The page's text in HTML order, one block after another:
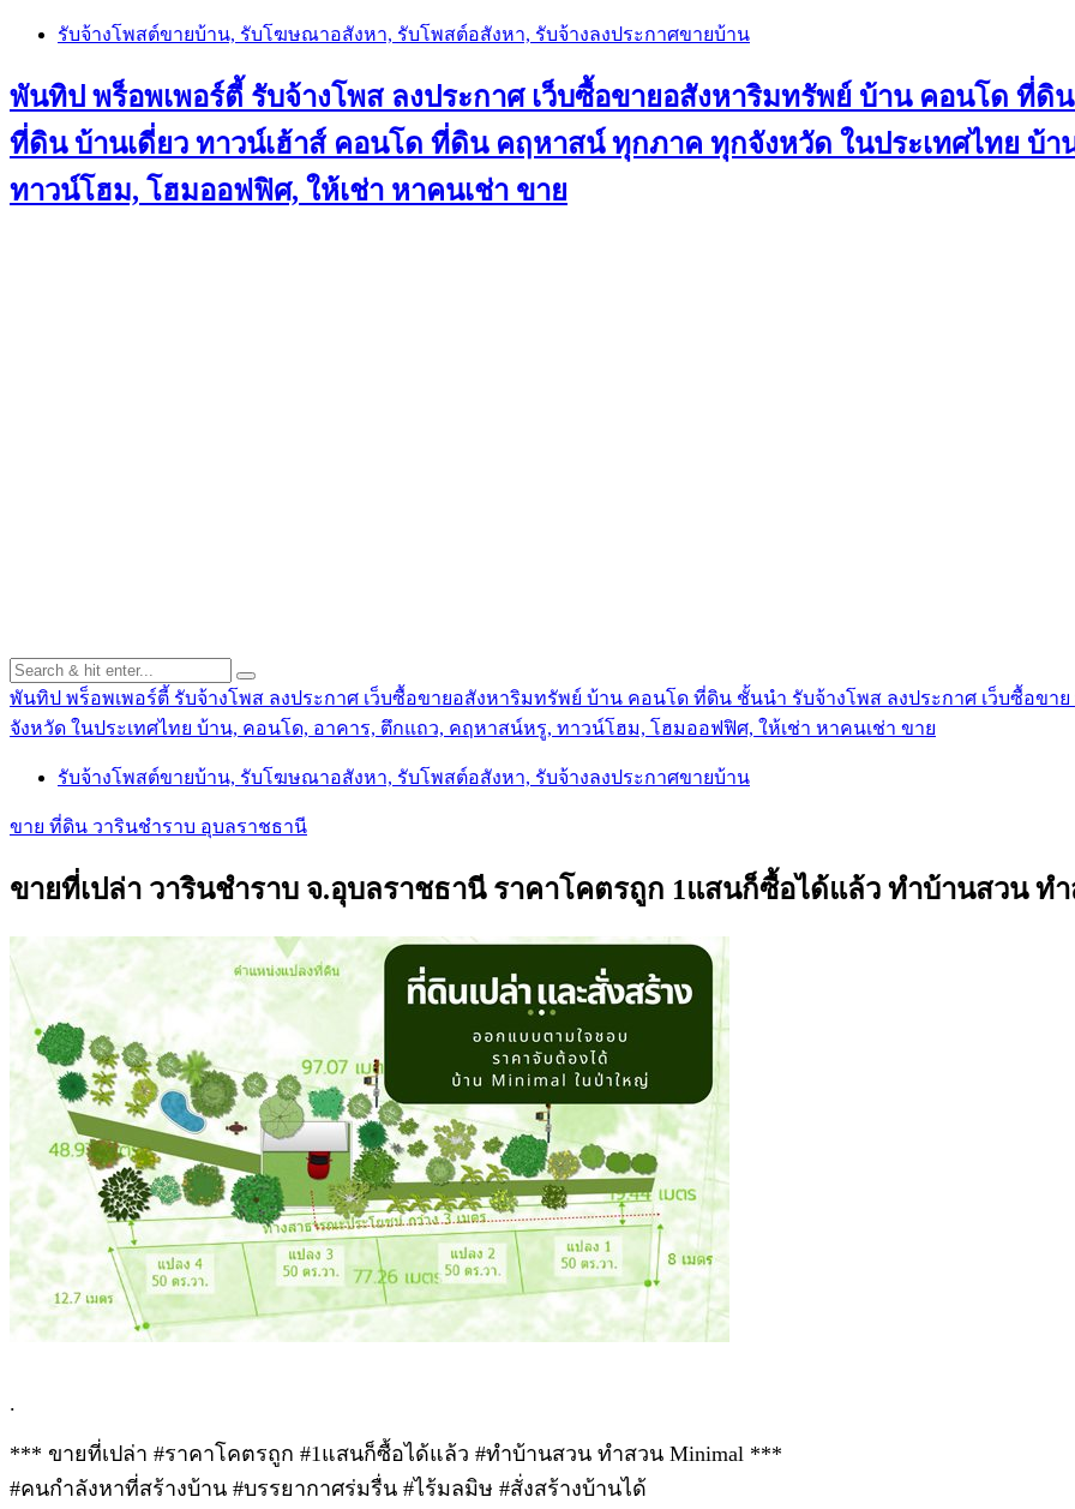
Skip
รับจ้างโพสต์ขายบ้าน, รับโฆษณาอสังหา, รับโพสต์อสังหา, รับจ้างลงประกาศขายบ้าน
พันทิป พร็อพเพอร์ตี้ รับจ้างโพส ลงประกาศ เว็บซื้อขายอสังหาริมทรัพย์ บ้าน คอนโด ที่ดิ
ที่ดิน บ้านเดี่ยว ทาวน์เฮ้าส์ คอนโด ที่ดิน คฤหาสน์ ทุกภาค ทุกจังหวัด ในประเทศไทย บ้
ทาวน์โฮม, โฮมออฟฟิศ, ให้เช่า หาคนเช่า ขาย
พันทิป พร็อพเพอร์ตี้ รับจ้างโพส ลงประกาศ เว็บซื้อขายอสังหาริมทรัพย์ บ้าน คอนโด ที่ดิน ชั้นนำ รับจ้างโพส ลงประกาศ เว็บซื้อข
จังหวัด ในประเทศไทย บ้าน, คอนโด, อาคาร, ตึกแถว, คฤหาสน์หรู, ทาวน์โฮม, โฮมออฟฟิศ, ให้เช่า หาคนเช่า ขาย
รับจ้างโพสต์ขายบ้าน, รับโฆษณาอสังหา, รับโพสต์อสังหา, รับจ้างลงประกาศขายบ้าน
ขาย ที่ดิน วารินชำราบ อุบลราชธานี
ขายที่เปล่า วารินชำราบ จ.อุบลราชธานี ราคาโคตรถูก 1แสนก็ซื้อได้แล้ว ทำบ้านสวน ทำ
.
*** ขายที่เปล่า #ราคาโคตรถูก #1แสนก็ซื้อได้แล้ว #ทำบ้านสวน ทำสวน Minimal ***
#คนกำลังหาที่สร้างบ้าน #บรรยากาศร่มรื่น #ไร้มลมิษ #สั่งสร้างบ้านได้